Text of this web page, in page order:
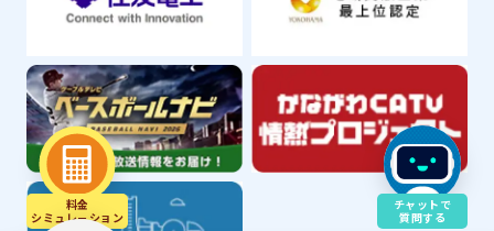
料金
シミュレ－ション
チャットで
質問する